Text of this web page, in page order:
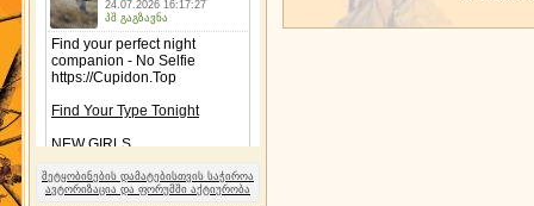
შეტყობინების დამატებისთვის საჭიროა
ავტორიზაცია და ფორუმში აქტიურობა